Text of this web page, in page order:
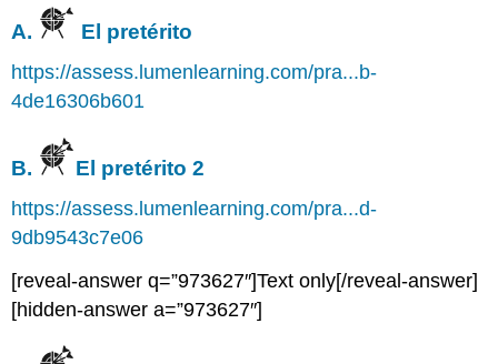
A. El pretérito
https://assess.lumenlearning.com/pra...b-
4de16306b601
B. El pretérito 2
https://assess.lumenlearning.com/pra...d-
9db9543c7e06
[reveal-answer q=”973627″]Text only[/reveal-answer]
[hidden-answer a=”973627″]